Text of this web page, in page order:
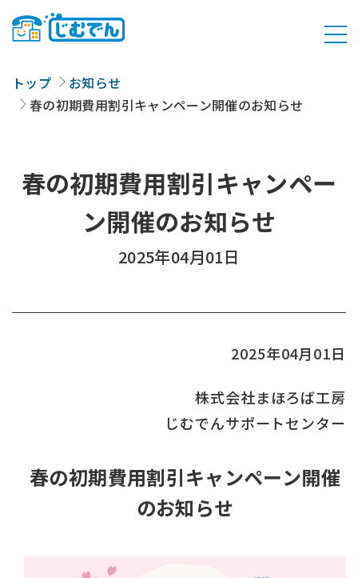
トップ
お知らせ
春の初期費用割引キャンペーン開催のお知らせ
春の初期費用割引キャンペー
ン開催のお知らせ
2025年04月01日
2025年04月01日
株式会社まほろば工房
じむでんサポートセンター
春の初期費用割引キャンペーン開催
のお知らせ